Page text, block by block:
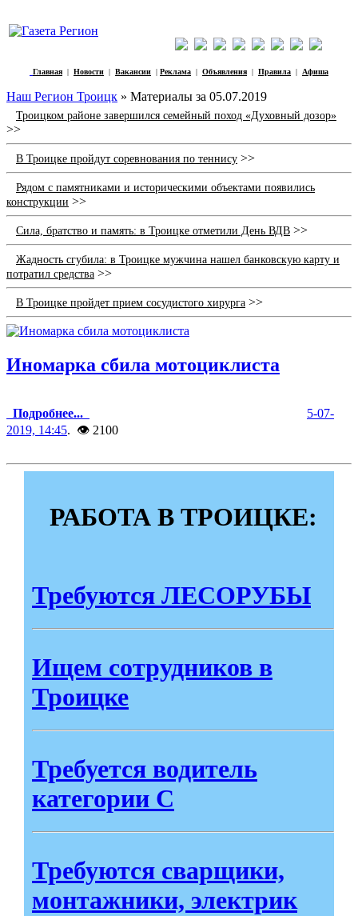
Главная | Новости | Вакансии | Реклама | Объявления | Правила | Афиша
Наш Регион Троицк » Материалы за 05.07.2019
Троицком районе завершился семейный поход «Духовный дозор»
>>
В Троицке пройдут соревнования по теннису >>
Рядом с памятниками и историческими объектами появились
конструкции >>
Сила, братство и память: в Троицке отметили День ВДВ >>
Жадность сгубила: в Троицке мужчина нашел банковскую карту и
потратил средства >>
В Троицке пройдет прием сосудистого хирурга >>
Иномарка сбила мотоциклиста
Подробнее...
5-07-
2019, 14:45. 👁 2100
РАБОТА В ТРОИЦКЕ:
Требуются ЛЕСОРУБЫ
Ищем сотрудников в
Троицке
Требуется водитель
категории С
Требуются сварщики,
монтажники, электрик